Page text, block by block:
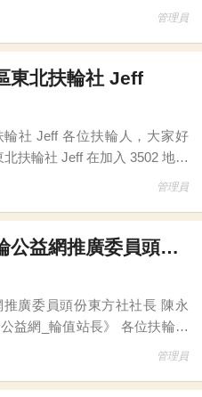
Jared 江典懋，同時也是
能夠與大家分享近期感動滿滿
管理員
東北扶輪社 Jeff
扶輪人，大家好
在加入 3502 地區
庭之前，我從未想過「分享」
長，但這段日子的所見所聞，
深刻的生命教育。 在這裡，
原來，那些被我們堆積在儲
管理員
廣委員頭份東方社社長 陳永源 David
推廣委員頭份東方社社長 陳永
我是3501地區扶輪公益網， 委
網主委PP Monica的推薦，讓
管理員